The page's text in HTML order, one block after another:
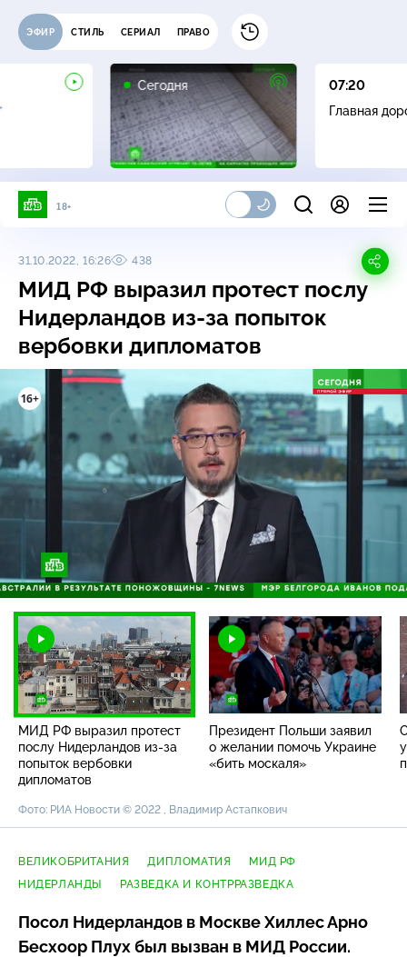
ЭФИР СТИЛЬ СЕРИАЛ ПРАВО
Сегодня
07:20
Главная
18+
31.10.2022, 16:26 438
МИД РФ выразил протест послу
Нидерландов из-за попыток
вербовки дипломатов
/
Загрузка
91.30%
16+
МИД РФ выразил протест
послу Нидерландов из-за
попыток вербовки
дипломатов
Президент Польши заявил
о желании помочь Украине
«бить москаля»
Фото: РИА Новости © 2022 , Владимир Астапкович
ВЕЛИКОБРИТАНИЯ ДИПЛОМАТИЯ
МИД РФ
НИДЕРЛАНДЫ
РАЗВЕДКА И КОНТРРАЗВЕДКА
Посол Нидерландов в Москве Хиллес Арно
Бесхоор Плух был вызван в МИД России.